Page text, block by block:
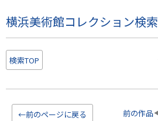
の
ペ
ー
本
横浜美術館コレクション検索
検索TOP
←前のページに戻る 前の作品